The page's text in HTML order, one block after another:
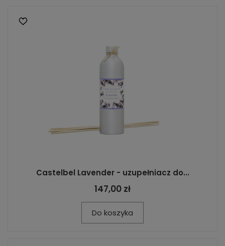
Castelbel Lavender - uzupełniacz do...
147,00 zł
Do koszyka